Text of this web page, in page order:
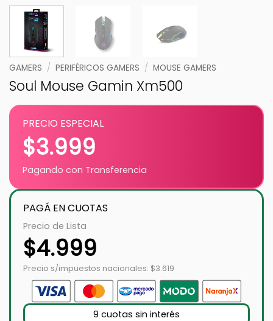
GAMERS / PERIFÉRICOS GAMERS / MOUSE GAMERS
Soul Mouse Gamin Xm500
PRECIO ESPECIAL
$3.999
Pagando con Transferencia
PAGÁ EN CUOTAS
Precio de Lista
$4.999
Precio s/impuestos nacionales: $3.619
9 cuotas sin interés